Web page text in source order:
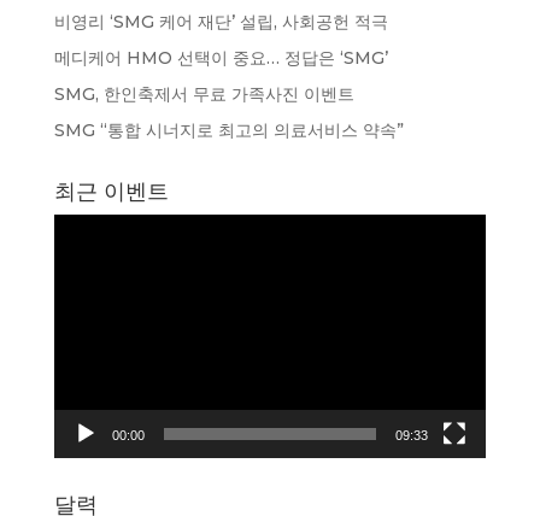
비영리 ‘SMG 케어 재단’ 설립, 사회공헌 적극
메디케어 HMO 선택이 중요… 정답은 ‘SMG’
SMG, 한인축제서 무료 가족사진 이벤트
SMG “통합 시너지로 최고의 의료서비스 약속”
최근 이벤트
00:00 09:33
달력